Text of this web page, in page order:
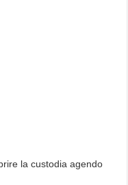
la custodia agendo